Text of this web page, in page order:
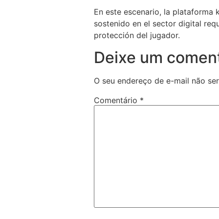
En este escenario, la plataforma
sostenido en el sector digital
protección del jugador.
Deixe um
O seu endereço de e-mail não
Comentário *